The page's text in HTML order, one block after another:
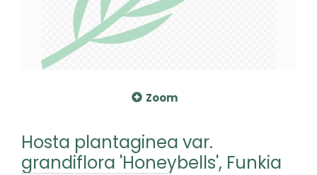
Zoom
Hosta plantaginea var.
grandiflora 'Honeybells', Funkia